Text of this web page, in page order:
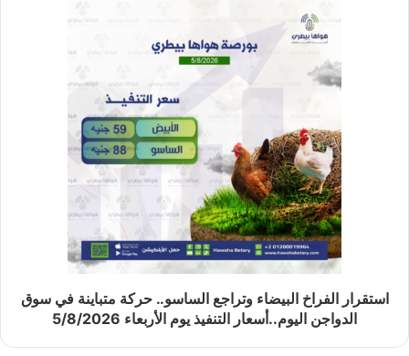
استقرار الفراخ البيضاء وتراجع الساسو.. حركة متباينة في سوق
الدواجن اليوم..أسعار التنفيذ يوم الأربعاء 5/8/2026